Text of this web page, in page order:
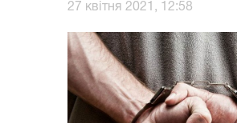
27 квітня 2021, 12:58